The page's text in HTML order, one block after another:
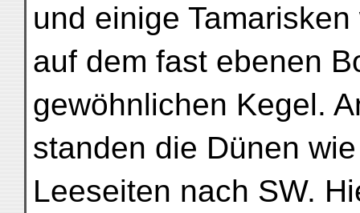
und einige
auf dem fast ebenen
gewöhnlichen Kegel.
standen die Dünen
Leeseiten nach SW.